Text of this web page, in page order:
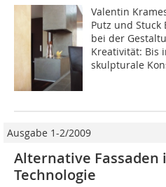
Valentin
Putz und Stuck
bei der
Kreativität: Bis
skulpturale
Ausgabe 1-2/2009
Alternative Fassaden
Technologie